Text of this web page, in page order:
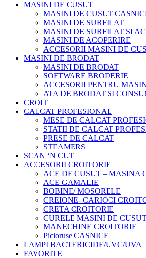
MASINI DE CUSUT
MASINI DE CUSUT
MASINI DE SURFILAT
MASINI DE SURFILAT SI
MASINI DE ACOPERIRE
ACCESORII MASINI DE
MASINI DE BRODAT
MASINI DE BRODAT
SOFTWARE BRODERIE
ACCESORII PENTRU
ATA DE BRODAT SI
CROIT
CALCAT PROFESIONAL
MESE DE CALCAT
STATII DE CALCAT
PRESE DE CALCAT
STEAMERS
SCAN ‘N CUT
ACCESORII CROITORIE
ACE DE CUSUT – MASINA
ACE GAMALIE
BOBINE/ MOSORELE
CREIONE- CARIOCI
CRETA CROITORIE
CURELE MASINI DE CUSUT
MANECHINE CROITORIE
Picioruse CASNICE
LAMPI BACTERICIDE/UVC/UVA
FAVORITE